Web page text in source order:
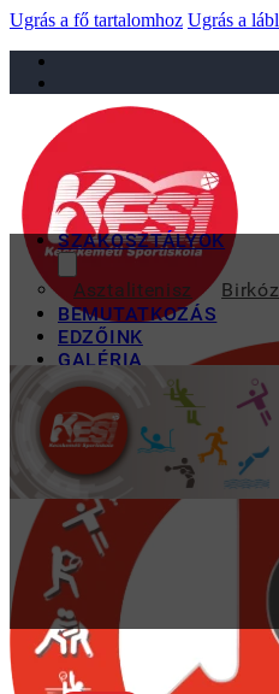
Ugrás a fő tartalomhoz Ugrás a
sportiskola@juniorsportkft.hu
SZAKOSZTÁLYOK
Asztalitenisz
BEMUTATKOZÁS
EDZŐINK
GALÉRIA
TAO
KAPCSOLAT
A